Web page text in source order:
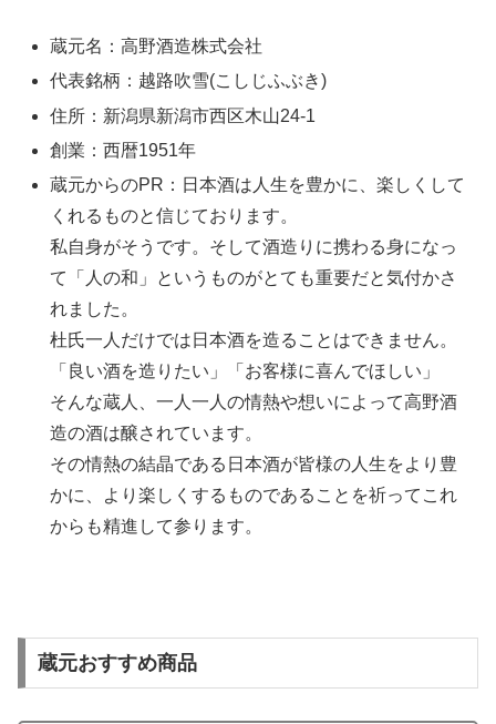
蔵元名：高野酒造株式会社
代表銘柄：越路吹雪(こしじふぶき)
住所：新潟県新潟市西区木山24-1
創業：西暦1951年
蔵元からのPR：日本酒は人生を豊かに、楽しくして
くれるものと信じております。
私自身がそうです。そして酒造りに携わる身になっ
て「人の和」というものがとても重要だと気付かさ
れました。
杜氏一人だけでは日本酒を造ることはできません。
「良い酒を造りたい」「お客様に喜んでほしい」
そんな蔵人、一人一人の情熱や想いによって高野酒
造の酒は醸されています。
その情熱の結晶である日本酒が皆様の人生をより豊
かに、より楽しくするものであることを祈ってこれ
からも精進して参ります。
蔵元おすすめ商品